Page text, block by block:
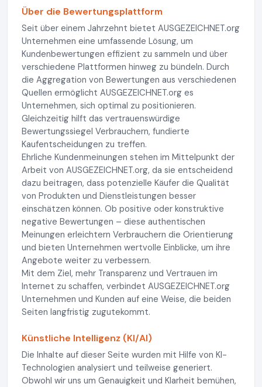
Über die Bewertungsplattform
Seit über einem Jahrzehnt bietet AUSGEZEICHNET.org
Unternehmen eine umfassende Lösung, um
Kundenbewertungen effizient zu sammeln und über
verschiedene Plattformen hinweg zu bündeln. Durch
die Aggregation von Bewertungen aus verschiedenen
Quellen ermöglicht AUSGEZEICHNET.org es
Unternehmen, sich optimal zu positionieren.
Gleichzeitig hilft das vertrauenswürdige
Bewertungssiegel Verbrauchern, fundierte
Kaufentscheidungen zu treffen.
Ehrliche Kundenmeinungen stehen im Mittelpunkt der
Arbeit von AUSGEZEICHNET.org, da sie entscheidend
dazu beitragen, dass potenzielle Käufer die Qualität
von Produkten und Dienstleistungen besser
einschätzen können. Ob positive oder konstruktive
negative Bewertungen – diese authentischen
Meinungen erleichtern Verbrauchern die Orientierung
und bieten Unternehmen wertvolle Einblicke, um ihre
Angebote weiter zu verbessern.
Mit dem Ziel, mehr Transparenz und Vertrauen im
Internet zu schaffen, verbindet AUSGEZEICHNET.org
Unternehmen und Kunden auf eine Weise, die beiden
Seiten langfristig zugutekommt.
Künstliche Intelligenz (KI/AI)
Die Inhalte auf dieser Seite wurden mit Hilfe von KI-
Technologien analysiert und teilweise generiert.
Obwohl wir uns um Genauigkeit und Klarheit bemühen,